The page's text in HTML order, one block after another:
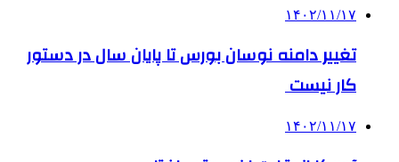
۱۴۰۲/۱۱/۱۷
تغییر دامنه نوسان بورس تا پایان سال در دستور
کار نیست
۱۴۰۲/۱۱/۱۷